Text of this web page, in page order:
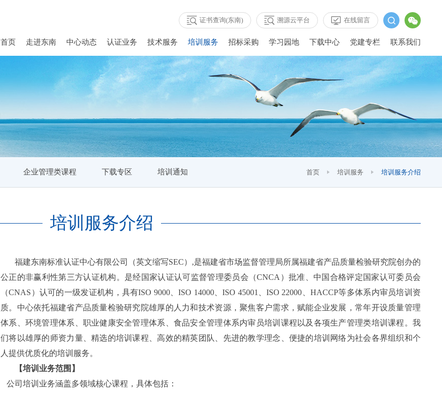
首页 走进东南 中心动态 认证业务 技术服务 培训服务 招标采购 学习园地 下载中心 党建专栏 联系我们
证书查询(东南) 溯源云平台 在线留言
企业管理类课程 下载专区 培训通知 首页 培训服务 培训服务介绍
培训服务介绍
福建东南标准认证中心有限公司（英文缩写SEC）,是福建省市场监督管理局所属福建省产品质量检验研究院创办的
公正的非赢利性第三方认证机构。是经国家认证认可监督管理委员会（CNCA）批准、中国合格评定国家认可委员会
（CNAS）认可的一级发证机构，具有ISO 9000、ISO 14000、ISO 45001、ISO 22000、HACCP等多体系内审员培训资
质。中心依托福建省产品质量检验研究院雄厚的人力和技术资源，聚焦客户需求，赋能企业发展 ，常年开设质量管理
体系、环境管理体系、职业健康安全管理体系、食品安全管理体系内审员培训课程以及各项生产管理类培训课程。我
们将以雄厚的师资力量、精选的培训课程、高效的精英团队、先进的教学理念、便捷的培训网络为社会各界组织和个
人提供优质化的培训服务。
【培训业务范围 】
公司培训业务涵盖多领域核心课程，具体包括：